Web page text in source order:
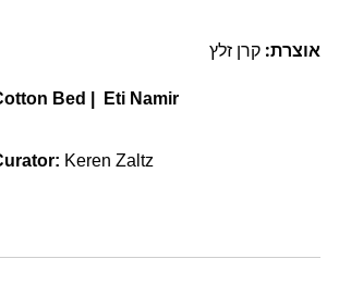
אוצרת: קרן זלץ
Bed Eti Namir
Keren Zaltz